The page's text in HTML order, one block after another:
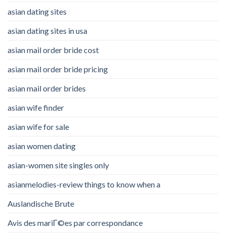
asian dating sites
asian dating sites in usa
asian mail order bride cost
asian mail order bride pricing
asian mail order brides
asian wife finder
asian wife for sale
asian women dating
asian-women site singles only
asianmelodies-review things to know when a
Auslandische Brute
Avis des mariГ©es par correspondance